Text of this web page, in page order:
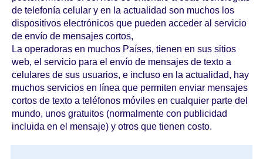
de telefonía celular y en la actualidad son muchos los
dispositivos electrónicos que pueden acceder al servicio
de envío de mensajes cortos,
La operadoras en muchos Países, tienen en sus sitios
web, el servicio para el envío de mensajes de texto a
celulares de sus usuarios, e incluso en la actualidad, hay
muchos servicios en línea que permiten enviar mensajes
cortos de texto a teléfonos móviles en cualquier parte del
mundo, unos gratuitos (normalmente con publicidad
incluida en el mensaje) y otros que tienen costo.